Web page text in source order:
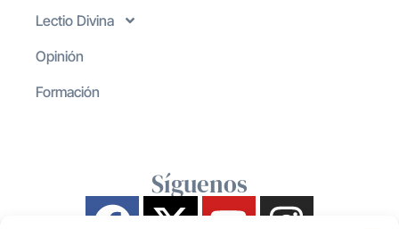
Lectio Divina
Opinión
Formación
Síguenos